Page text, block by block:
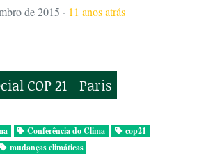
de 2015 · 11 anos atrás
COP 21 - Paris
Conferência do Clima
cop21
mudanças climáticas